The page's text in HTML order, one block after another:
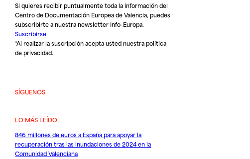
Si quieres recibir puntualmente toda la información del
Centro de Documentación Europea de Valencia, puedes
subscribirte a nuestra newsletter Info-Europa.
Suscribirse
*Al realizar la suscripción acepta usted nuestrapolítica
de privacidad.
SÍGUENOS
LO MÁS LEÍDO
846 millones de euros a España para apoyar la
recuperación tras las inundaciones de 2024 en la
Comunidad Valenciana